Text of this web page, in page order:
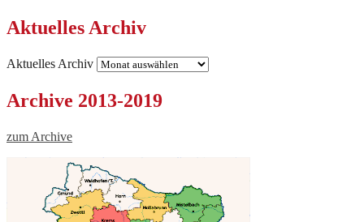
Aktuelles Archiv
Aktuelles Archiv
Archive 2013-2019
zum Archive